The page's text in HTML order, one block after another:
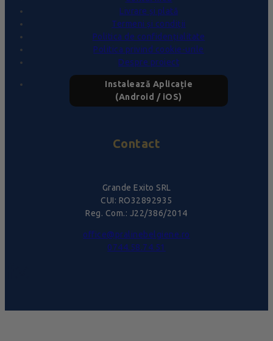
Livrare și plată
Termeni și condiții
Politica de confidențialitate
Politica privind cookie-urile
Despre proiect
Instalează Aplicație
(Android / iOS)
Contact
Grande Exito SRL
CUI: RO32892935
Reg. Com.: J22/386/2014
office@pralinebelgiene.ro
0744.58.74.51